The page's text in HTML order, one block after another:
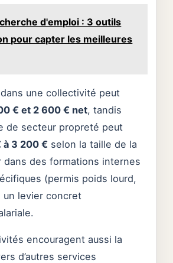
d'emploi : 3 outils
pour capter les meilleures
dans une collectivité peut
€ et 2 600 € net, tandis
de secteur propreté peut
à 3 200 € selon la taille de la
dans des formations internes
(permis poids lourd,
un levier concret
encouragent aussi la
d’autres services